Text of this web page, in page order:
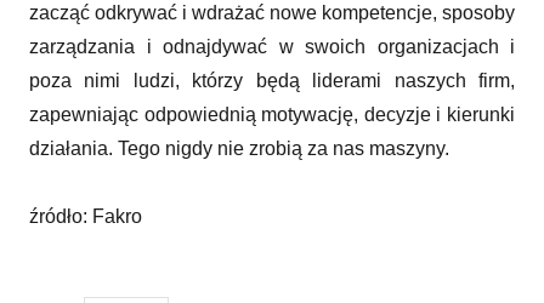
zacząć odkrywać i wdrażać nowe kompetencje, sposoby
zarządzania i odnajdywać w swoich organizacjach i
poza nimi ludzi, którzy będą liderami naszych firm,
zapewniając odpowiednią motywację, decyzje i kierunki
działania. Tego nigdy nie zrobią za nas maszyny.
źródło: Fakro